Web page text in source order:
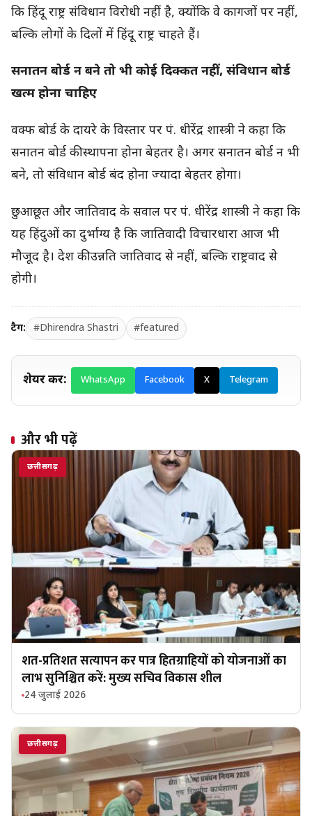
कि हिंदू राष्ट्र संविधान विरोधी नहीं है, क्योंकि वे कागजों पर नहीं,
बल्कि लोगों के दिलों में हिंदू राष्ट्र चाहते हैं।
सनातन बोर्ड न बने तो भी कोई दिक्कत नहीं, संविधान बोर्ड
खत्म होना चाहिए
वक्फ बोर्ड के दायरे के विस्तार पर पं. धीरेंद्र शास्त्री ने कहा कि
सनातन बोर्ड की स्थापना होना बेहतर है। अगर सनातन बोर्ड न भी
बने, तो संविधान बोर्ड बंद होना ज्यादा बेहतर होगा।
छुआछूत और जातिवाद के सवाल पर पं. धीरेंद्र शास्त्री ने कहा कि
यह हिंदुओं का दुर्भाग्य है कि जातिवादी विचारधारा आज भी
मौजूद है। देश की उन्नति जातिवाद से नहीं, बल्कि राष्ट्रवाद से
होगी।
टैग: #Dhirendra Shastri #featured
शेयर करें: WhatsApp Facebook X Telegram
और भी पढ़ें
छत्तीसगढ़
शत-प्रतिशत सत्यापन कर पात्र हितग्राहियों को योजनाओं का
लाभ सुनिश्चित करें: मुख्य सचिव विकास शील
24 जुलाई 2026
छत्तीसगढ़